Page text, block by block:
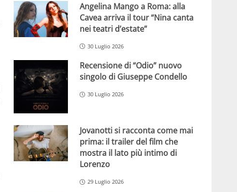
Angelina Mango a Roma: alla
Cavea arriva il tour “Nina canta
nei teatri d’estate”
30 Luglio 2026
Recensione di “Odio” nuovo
singolo di Giuseppe Condello
30 Luglio 2026
Jovanotti si racconta come mai
prima: il trailer del film che
mostra il lato più intimo di
Lorenzo
29 Luglio 2026